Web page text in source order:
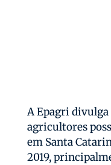
A Epagri divulga
agricultores
em Santa
2019,